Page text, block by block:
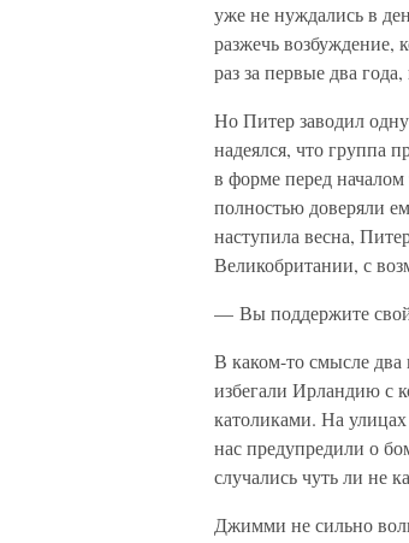
уже не нуждались в
разжечь возбуждение,
раз за первые два
Но Питер заводил
надеялся, что группа
в форме перед
полностью доверяли
наступила весна,
Великобритании, с
— Вы поддержите
В каком-то смысле
избегали Ирландию с
католиками. На улицах
нас предупредили о
случались чуть ли не
Джимми не сильно